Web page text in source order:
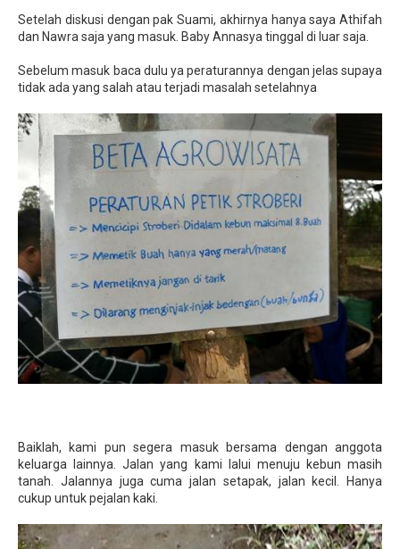
Setelah diskusi dengan pak Suami, akhirnya hanya saya Athifah
dan Nawra saja yang masuk. Baby Annasya tinggal di luar saja.
Sebelum masuk baca dulu ya peraturannya dengan jelas supaya
tidak ada yang salah atau terjadi masalah setelahnya
Baiklah, kami pun segera masuk bersama dengan anggota
keluarga lainnya. Jalan yang kami lalui menuju kebun masih
tanah. Jalannya juga cuma jalan setapak, jalan kecil. Hanya
cukup untuk pejalan kaki.